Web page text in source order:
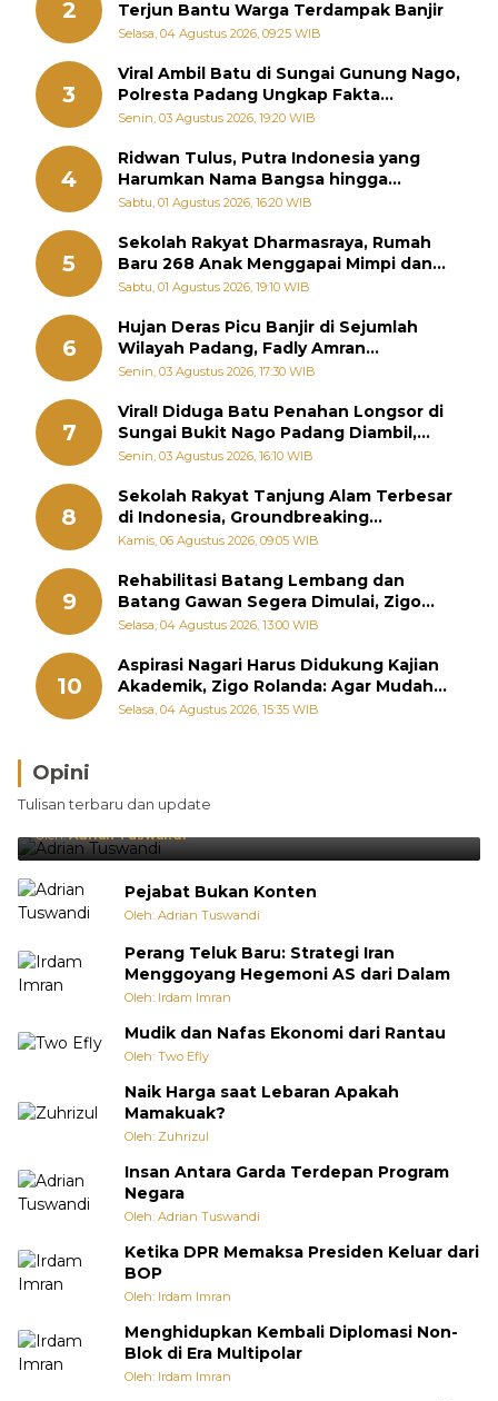
2 Terjun Bantu Warga Terdampak Banjir
Selasa, 04 Agustus 2026, 09:25 WIB
3
Viral Ambil Batu di Sungai Gunung Nago,
Polresta Padang Ungkap Fakta
Sebenarnya
Senin, 03 Agustus 2026, 19:20 WIB
4
Ridwan Tulus, Putra Indonesia yang
Harumkan Nama Bangsa hingga
Diabadikan dalam Buku Jepang
Sabtu, 01 Agustus 2026, 16:20 WIB
5
Sekolah Rakyat Dharmasraya, Rumah
Baru 268 Anak Menggapai Mimpi dan
Memutus Rantai Kemiskinan
Sabtu, 01 Agustus 2026, 19:10 WIB
6
Hujan Deras Picu Banjir di Sejumlah
Wilayah Padang, Fadly Amran
Perintahkan OPD Siaga
Senin, 03 Agustus 2026, 17:30 WIB
7
Viral! Diduga Batu Penahan Longsor di
Sungai Bukit Nago Padang Diambil,
Warga Khawatir Bencana Terulang
Senin, 03 Agustus 2026, 16:10 WIB
8
Sekolah Rakyat Tanjung Alam Terbesar
di Indonesia, Groundbreaking
September
Kamis, 06 Agustus 2026, 09:05 WIB
9
Rehabilitasi Batang Lembang dan
Batang Gawan Segera Dimulai, Zigo
Rolanda Pastikan Proyek Berjalan
Selasa, 04 Agustus 2026, 13:00 WIB
10
Aspirasi Nagari Harus Didukung Kajian
Akademik, Zigo Rolanda: Agar Mudah
Diperjuangkan di Kementerian
Selasa, 04 Agustus 2026, 15:35 WIB
Opini
Tulisan terbaru dan update
Brasil Lebih Diunggulkan, tetapi Jepang Selalu
Punya Cara Membuat Kejutan
Oleh:Adrian Tuswandi
Pejabat Bukan Konten
Oleh: Adrian Tuswandi
Perang Teluk Baru: Strategi Iran
Menggoyang Hegemoni AS dari Dalam
Oleh: Irdam Imran
Mudik dan Nafas Ekonomi dari Rantau
Oleh: Two Efly
Naik Harga saat Lebaran Apakah
Mamakuak?
Oleh: Zuhrizul
Insan Antara Garda Terdepan Program
Negara
Oleh: Adrian Tuswandi
Ketika DPR Memaksa Presiden Keluar dari
BOP
Oleh: Irdam Imran
Menghidupkan Kembali Diplomasi Non-
Blok di Era Multipolar
Oleh: Irdam Imran